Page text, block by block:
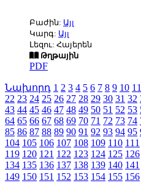
Բաժին: Այլ
Կարգ: Այլ
Լեզու: Հայերեն
Թղթային
PDF
Նախորդ 1 2 3 4 5 6 7 8 9 10 11
22 23 24 25 26 27 28 29 30 31 32
43 44 45 46 47 48 49 50 51 52 53
64 65 66 67 68 69 70 71 72 73 74
85 86 87 88 89 90 91 92 93 94 95
104 105 106 107 108 109 110 111
119 120 121 122 123 124 125 126
134 135 136 137 138 139 140 141
149 150 151 152 153 154 155 156